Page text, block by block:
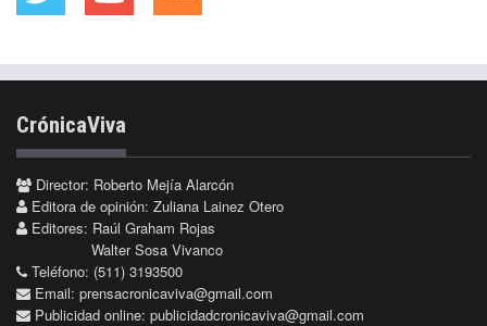
CrónicaViva
Director: Roberto Mejía Alarcón
Editora de opinión: Zuliana Lainez Otero
Editores: Raúl Graham Rojas
Walter Sosa Vivanco
Teléfono: (511) 3193500
Email: prensacronicaviva@gmail.com
Publicidad online: publicidadcronicaviva@gmail.com